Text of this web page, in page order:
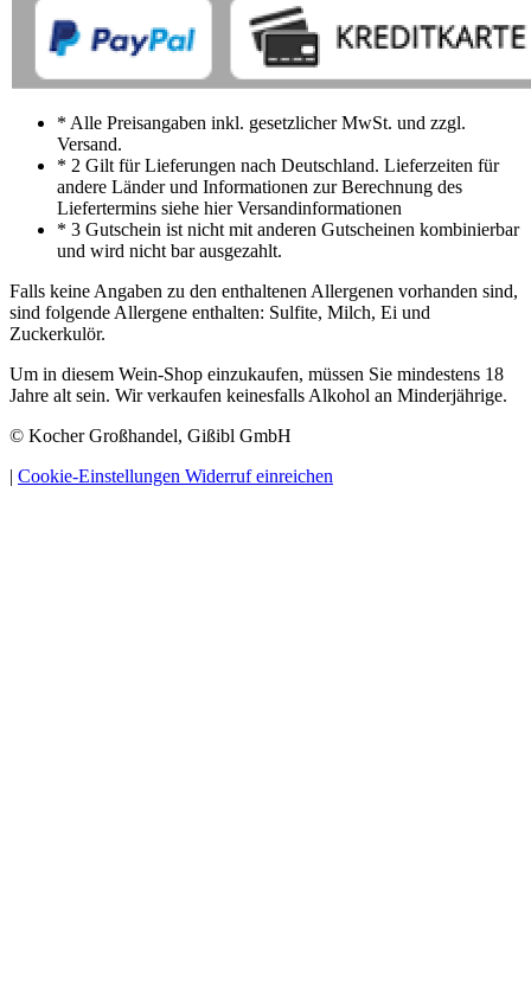
* Alle Preisangaben inkl. gesetzlicher MwSt. und zzgl.
Versand.
* 2 Gilt für Lieferungen nach Deutschland. Lieferzeiten für
andere Länder und Informationen zur Berechnung des
Liefertermins siehe hier Versandinformationen
* 3 Gutschein ist nicht mit anderen Gutscheinen kombinierbar
und wird nicht bar ausgezahlt.
Falls keine Angaben zu den enthaltenen Allergenen vorhanden sind,
sind folgende Allergene enthalten: Sulfite, Milch, Ei und
Zuckerkulör.
Um in diesem Wein-Shop einzukaufen, müssen Sie mindestens 18
Jahre alt sein. Wir verkaufen keinesfalls Alkohol an Minderjährige.
© Kocher Großhandel, Gißibl GmbH
| Cookie-Einstellungen Widerruf einreichen